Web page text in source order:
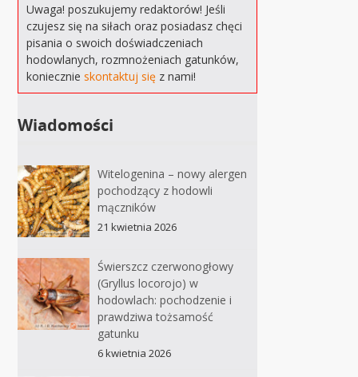
Uwaga! poszukujemy redaktorów! Jeśli
czujesz się na siłach oraz posiadasz chęci
pisania o swoich doświadczeniach
hodowlanych, rozmnożeniach gatunków,
koniecznieskontaktuj się z nami!
Wiadomości
Witelogenina – nowy alergen
pochodzący z hodowli
mączników
21 kwietnia 2026
Świerszcz czerwonogłowy
(Gryllus locorojo) w
hodowlach: pochodzenie i
prawdziwa tożsamość
gatunku
6 kwietnia 2026